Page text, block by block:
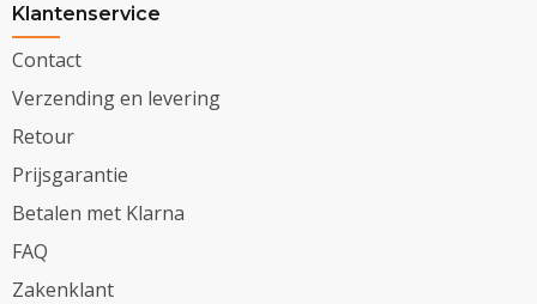
Klantenservice
Contact
Verzending en levering
Retour
Prijsgarantie
Betalen met Klarna
FAQ
Zakenklant